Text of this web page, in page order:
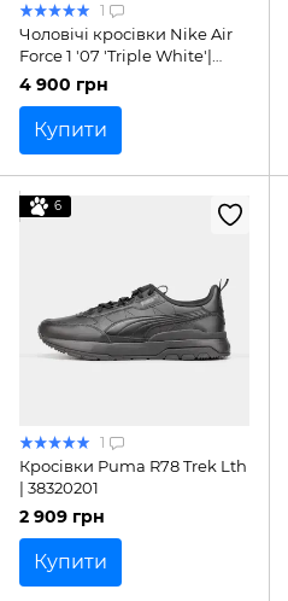
1
Чоловічі кросівки Nike Air
Force 1 '07 'Triple White'|
CW2288-111
4 900 грн
Купити
6
1
Кросівки Puma R78 Trek Lth
| 38320201
2 909 грн
Купити